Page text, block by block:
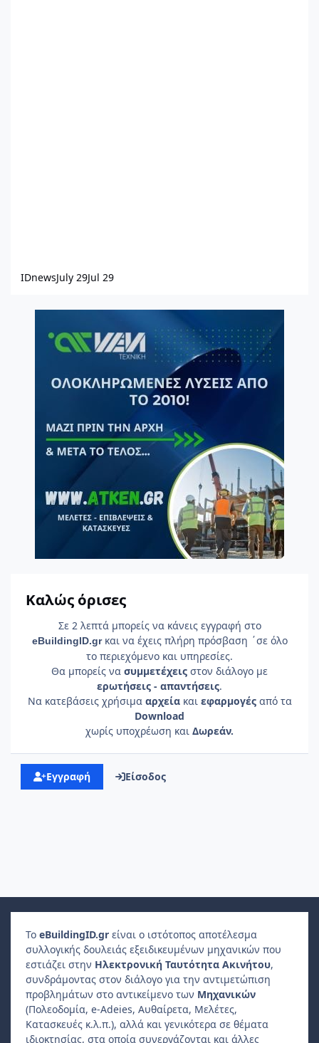
IDnewsJuly 29Jul 29
Καλώς όρισες
Σε 2 λεπτά μπορείς να κάνεις εγγραφή στο
eBuildingID.gr και να έχεις πλήρη πρόσβαση ΄σε όλο
το περιεχόμενο και υπηρεσίες.
Θα μπορείς να συμμετέχεις στον διάλογο με
ερωτήσεις - απαντήσεις.
Να κατεβάσεις χρήσιμα αρχείακαι εφαρμογέςαπό τα
Download
χωρίς υποχρέωση και Δωρεάν.
Εγγραφή Είσοδος
Το eBuildingID.gr είναι ο ιστότοπος αποτέλεσμα
συλλογικής δουλειάς εξειδικευμένων μηχανικών που
εστιάζει στην Ηλεκτρονική Ταυτότητα Ακινήτου,
συνδράμοντας στον διάλογο για την αντιμετώπιση
προβλημάτων στο αντικείμενο των Μηχανικών
(Πολεοδομία, e-Adeies, Αυθαίρετα, Μελέτες,
Κατασκευές κ.λ.π.), αλλά και γενικότερα σε θέματα
ιδιοκτησίας, στα οποία συνεργάζονται και άλλες